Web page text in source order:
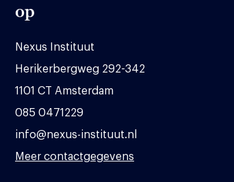
op
Nexus Instituut
Herikerbergweg 292-342
1101 CT Amsterdam
085 0471229
info@nexus-instituut.nl
Meer contactgegevens